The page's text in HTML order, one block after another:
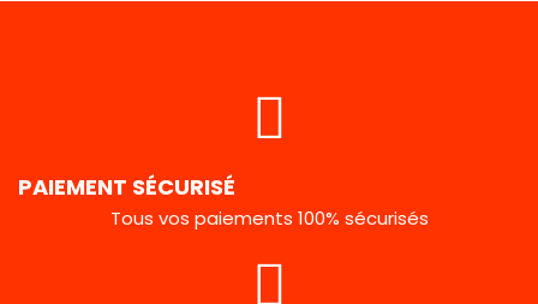
PAIEMENT SÉCURISÉ
Tous vos paiements 100% sécurisés